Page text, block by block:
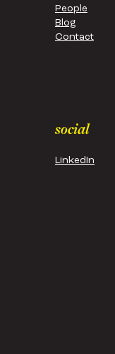
social
LinkedIn
People
Blog
Contact